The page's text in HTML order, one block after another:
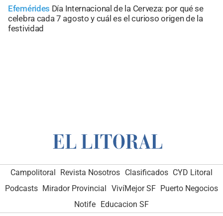
Efemérides Día Internacional de la Cerveza: por qué se
celebra cada 7 agosto y cuál es el curioso origen de la
festividad
Campolitoral Revista Nosotros Clasificados CYD Litoral
Podcasts Mirador Provincial VivíMejor SF Puerto Negocios
Notife
Educacion SF